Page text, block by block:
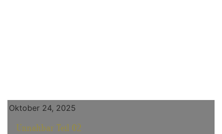
Oktober 24, 2025
Unnahbar Teil 02